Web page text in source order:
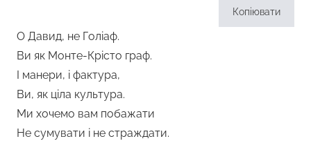
Копіювати
О Давид, не Голіаф.
Ви як Монте-Крісто граф.
І манери, і фактура,
Ви, як ціла культура.
Ми хочемо вам побажати
Не сумувати і не страждати.